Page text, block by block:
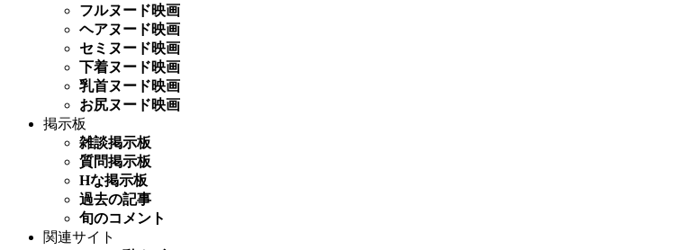
フルヌード映画
ヘアヌード映画
セミヌード映画
下着ヌード映画
乳首ヌード映画
お尻ヌード映画
掲示板
雑談掲示板
質問掲示板
Hな掲示板
過去の記事
旬のコメント
関連サイト